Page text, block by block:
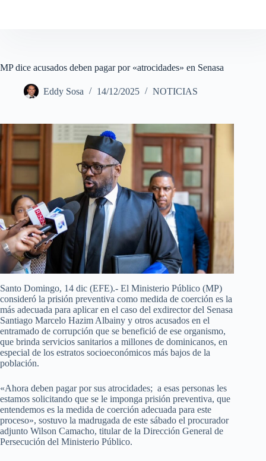
MP dice acusados deben pagar por «atrocidades» en Senasa
Eddy Sosa 14/12/2025 NOTICIAS
Santo Domingo, 14 dic (EFE).- El Ministerio Público (MP)
consideró la prisión preventiva como medida de coerción es la
más adecuada para aplicar en el caso del exdirector del Senasa
Santiago Marcelo Hazim Albainy y otros acusados en el
entramado de corrupción que se benefició de ese organismo,
que brinda servicios sanitarios a millones de dominicanos, en
especial de los estratos socioeconómicos más bajos de la
población.
«Ahora deben pagar por sus atrocidades; a esas personas les
estamos solicitando que se le imponga prisión preventiva, que
entendemos es la medida de coerción adecuada para este
proceso», sostuvo la madrugada de este sábado el procurador
adjunto Wilson Camacho, titular de la Dirección General de
Persecución del Ministerio Público.